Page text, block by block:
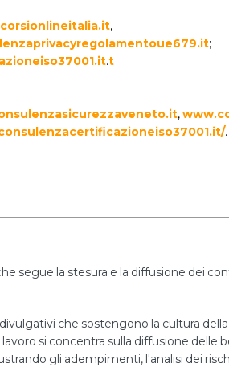
,
;
.t
,
segue la stesura e la diffusione dei
che sostengono la cultura
si concentra sulla diffusione delle
gli adempimenti, l'analisi dei